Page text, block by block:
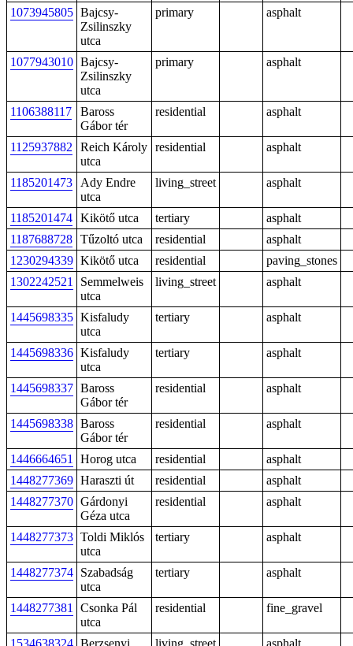
1073945805 Bajcsy-
Zsilinszky
utca
primary asphalt
1077943010 Bajcsy-
Zsilinszky
utca
primary asphalt
1106388117
Baross
Gábor tér
residential asphalt
1125937882
Reich Károly
utca
residential asphalt
1185201473
Ady Endre
utca
living_street asphalt
1185201474 Kikötő utca tertiary
asphalt
1187688728 Tűzoltó utca residential
asphalt
1230294339 Kikötő utca residential
paving_stones
1302242521
Semmelweis
utca
living_street asphalt
1445698335 Kisfaludy
utca
tertiary asphalt
1445698336 Kisfaludy
utca
tertiary asphalt
1445698337 Baross
Gábor tér
residential asphalt
1445698338 Baross
Gábor tér
residential asphalt
1446664651 Horog utca residential
asphalt
1448277369 Haraszti út residential
asphalt
1448277370 Gárdonyi
Géza utca
residential asphalt
1448277373 Toldi Miklós
utca
tertiary asphalt
1448277374 Szabadság
utca
tertiary asphalt
1448277381
Csonka Pál
utca
residential fine_gravel
1534638324 Berzsenyi
living_street asphalt